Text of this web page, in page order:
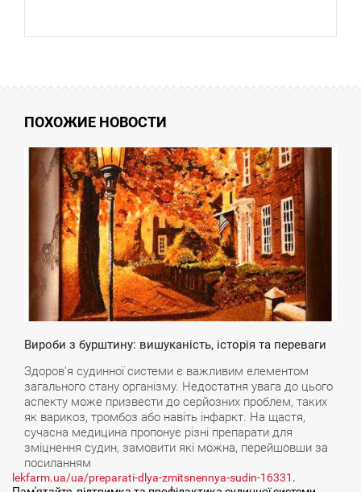
ПОХОЖИЕ НОВОСТИ
Вироби з бурштину: вишуканість, історія та переваги
Здоров'я судинної системи є важливим елементом
загального стану організму. Недостатня увага до цього
аспекту може призвести до серйозних проблем, таких
як варикоз, тромбоз або навіть інфаркт. На щастя,
сучасна медицина пропонує різні препарати для
зміцнення судин, замовити які можна, перейшовши за
посиланням
lekfarm.ua/ua/preparati-dlya-zmitsnennya-sudin-16331 .